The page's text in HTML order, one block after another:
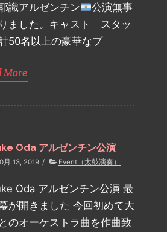
識アルゼンチン
公演無事
ました。キャスト スタッ
50名以上の豪華なプ
More
Oda アルゼンチン公演
月 13, 2019 / Event（太鼓演奏）
Oda アルゼンチン公演 最
が開きました 今回初めて大
のオーケストラ曲を作曲致